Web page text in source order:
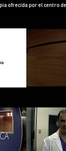
ofrecida por el centro